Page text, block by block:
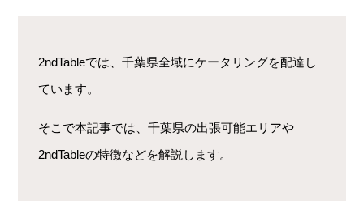
2ndTableでは、千葉県全域にケータリングを配達し
ています。
そこで本記事では、千葉県の出張可能エリアや
2ndTableの特徴などを解説します。